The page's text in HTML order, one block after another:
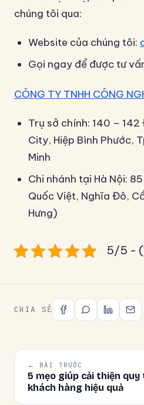
chúng tôi qua:
Website của chúng tôi:
Gọi ngay để được tư
CÔNG TY TNHH CÔNG
Trụ sở chính: 140 –
City, Hiệp Bình Phước,
Minh
Chi nhánh tại Hà Nội:
Quốc Việt, Nghĩa Đô,
Hưng)
5/5 -
CHIA SẺ
← BÀI TRƯỚC
5 mẹo giúp cải thiện
khách hàng hiệu quả